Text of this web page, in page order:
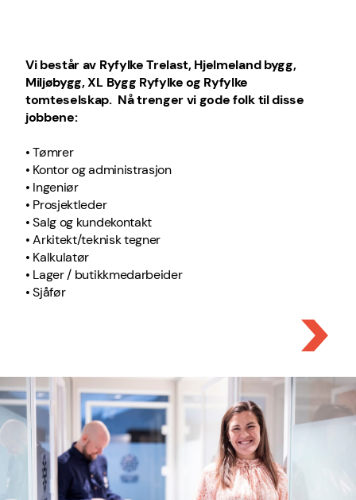
Vi består av Ryfylke Trelast, Hjelmeland bygg,
Miljøbygg, XL Bygg Ryfylke og Ryfylke
tomteselskap. Nå trenger vi gode folk til disse
jobbene:
•Tømrer
• Kontor og administrasjon
• Ingeniør
• Prosjektleder
•Salg og kundekontakt
•Arkitekt/teknisk tegner
• Kalkulatør
• Lager / butikkmedarbeider
•Sjåfør